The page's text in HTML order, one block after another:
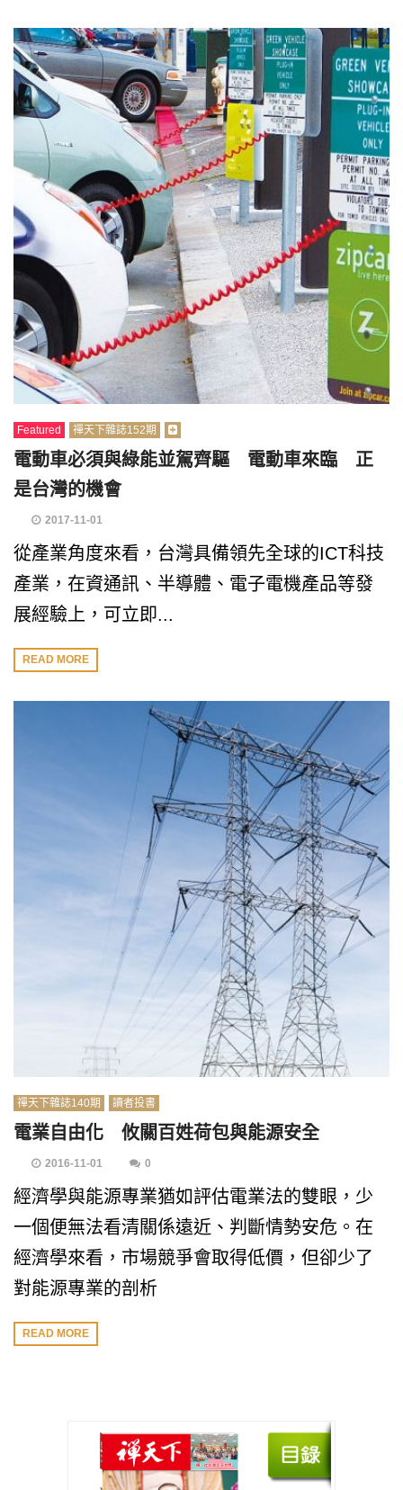
Featured 禪天下雜誌152期
電動車必須與綠能並駕齊驅 電動車來臨 正
是台灣的機會
2017-11-01
從產業角度來看，台灣具備領先全球的ICT科技
產業，在資通訊、半導體、電子電機產品等發
展經驗上，可立即...
READ MORE
禪天下雜誌140期 讀者投書
電業自由化 攸關百姓荷包與能源安全
2016-11-01 0
經濟學與能源專業猶如評估電業法的雙眼，少
一個便無法看清關係遠近、判斷情勢安危。在
經濟學來看，市場競爭會取得低價，但卻少了
對能源專業的剖析
READ MORE